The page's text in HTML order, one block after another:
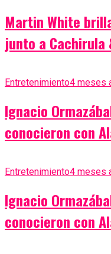
Martin White
junto a Cachirula
Entretenimiento4 meses
Ignacio
conocieron con
Entretenimiento4 meses
Ignacio
conocieron con